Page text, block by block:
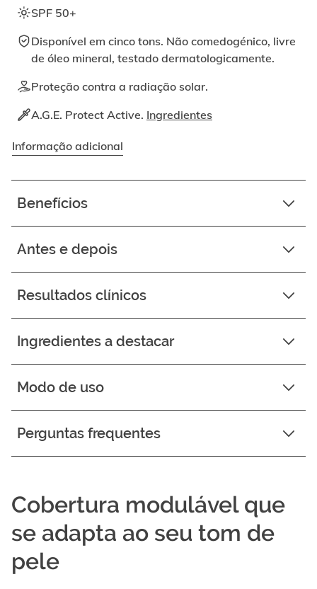
SPF 50+
Disponível em cinco tons. Não comedogénico, livre
de óleo mineral, testado dermatologicamente.
Proteção contra a radiação solar.
A.G.E. Protect Active. Ingredientes
Informação adicional
Benefícios
Antes e depois
Resultados clínicos
Ingredientes a destacar
Modo de uso
Perguntas frequentes
Cobertura modulável que
se adapta ao seu tom de
pele